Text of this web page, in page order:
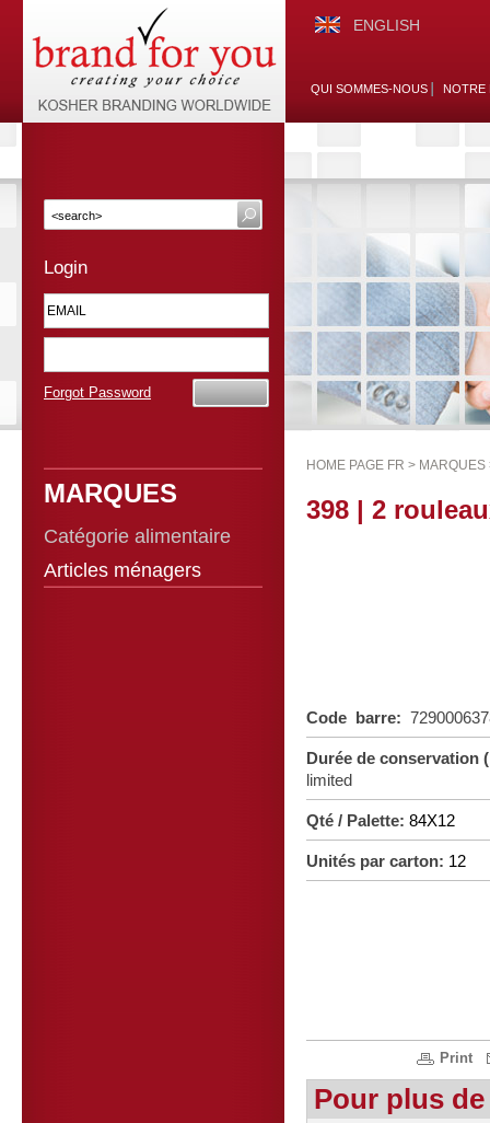
ENGLISH
QUI SOMMES-NOUS NOTRE
Login
Forgot Password
MARQUES
Catégorie alimentaire
Articles ménagers
HOME PAGE FR > MARQUES
398 | 2
Code barre:
Durée de
limited
Qté / Palette: 84X12
Unités par carton: 12
Print
Pour plus